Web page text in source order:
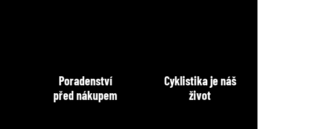
Poradenství
před nákupem
Cyklistika je náš
život